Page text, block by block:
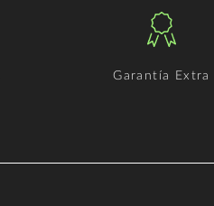
Garantía Extra